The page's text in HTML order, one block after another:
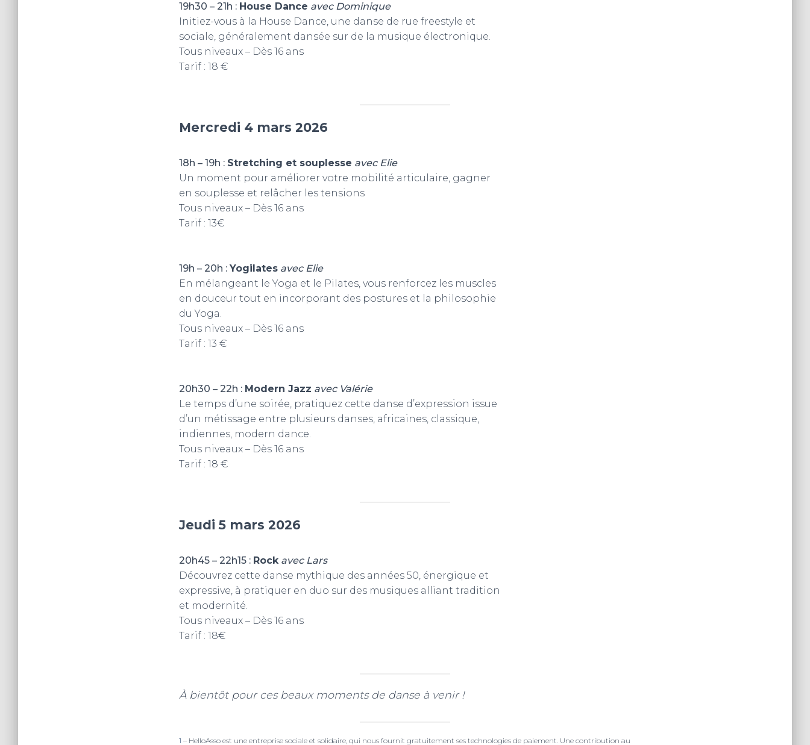
19h30 – 21h : House Dance avec Dominique
Initiez-vous à la House Dance, une danse de rue freestyle et
sociale, généralement dansée sur de la musique électronique.
Tous niveaux – Dès 16 ans
Tarif : 18 €
Mercredi 4 mars 2026
18h – 19h : Stretching et souplesse avec Elie
Un moment pour améliorer votre mobilité articulaire, gagner
en souplesse et relâcher les tensions
Tous niveaux – Dès 16 ans
Tarif : 13€
19h – 20h : Yogilates avec Elie
En mélangeant le Yoga et le Pilates, vous renforcez les muscles
en douceur tout en incorporant des postures et la philosophie
du Yoga.
Tous niveaux – Dès 16 ans
Tarif : 13 €
20h30 – 22h : Modern Jazz avec Valérie
Le temps d’une soirée, pratiquez cette danse d’expression issue
d’un métissage entre plusieurs danses, africaines, classique,
indiennes, modern dance.
Tous niveaux – Dès 16 ans
Tarif : 18 €
Jeudi 5 mars 2026
20h45 – 22h15 : Rock avec Lars
Découvrez cette danse mythique des années 50, énergique et
expressive, à pratiquer en duo sur des musiques alliant tradition
et modernité.
Tous niveaux – Dès 16 ans
Tarif : 18€
À bientôt pour ces beaux moments de danse à venir !
1 – HelloAsso est une entreprise sociale et solidaire, qui nous fournit gratuitement ses technologies de paiement. Une contribution au